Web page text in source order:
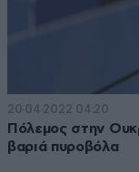
20·04·2022 04:20
Πόλεμος στην
βαριά πυροβόλα